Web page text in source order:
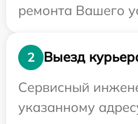
ремонта Вашего
2
Выезд
Сервисный
указанному